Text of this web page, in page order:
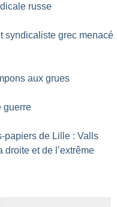
russe
syndicaliste grec menacé
aux grues
guerre
papiers de Lille : Valls
droite et de l’extrême